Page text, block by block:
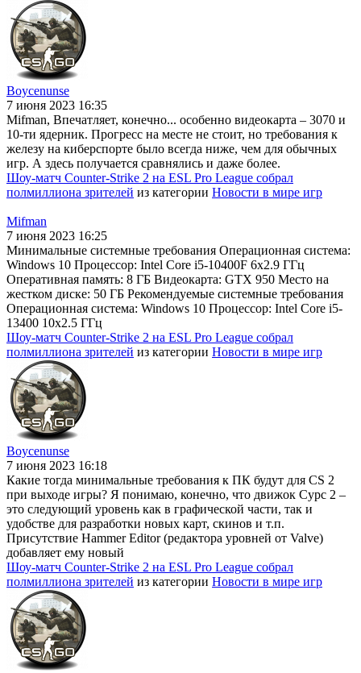
Boycenunse
7 июня 2023 16:35
Mifman, Впечатляет, конечно... особенно видеокарта – 3070 и
10-ти ядерник. Прогресс на месте не стоит, но требования к
железу на киберспорте было всегда ниже, чем для обычных
игр. А здесь получается сравнялись и даже более.
Шоу-матч Counter-Strike 2 на ESL Pro League собрал
полмиллиона зрителей из категории Новости в мире игр
Mifman
7 июня 2023 16:25
Минимальные системные требования Операционная система:
Windows 10 Процессор: Intel Core i5-10400F 6x2.9 ГГц
Оперативная память: 8 ГБ Видеокарта: GTX 950 Место на
жестком диске: 50 ГБ Рекомендуемые системные требования
Операционная система: Windows 10 Процессор: Intel Core i5-
13400 10x2.5 ГГц
Шоу-матч Counter-Strike 2 на ESL Pro League собрал
полмиллиона зрителей из категории Новости в мире игр
Boycenunse
7 июня 2023 16:18
Какие тогда минимальные требования к ПК будут для CS 2
при выходе игры? Я понимаю, конечно, что движок Сурс 2 –
это следующий уровень как в графической части, так и
удобстве для разработки новых карт, скинов и т.п.
Присутствие Hammer Editor (редактора уровней от Valve)
добавляет ему новый
Шоу-матч Counter-Strike 2 на ESL Pro League собрал
полмиллиона зрителей из категории Новости в мире игр